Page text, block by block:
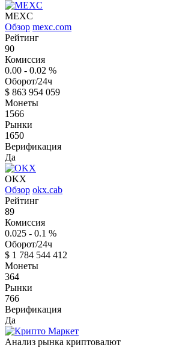
MEXC
Обзор mexc.com
Рейтинг
90
Комиссия
0.00 - 0.02 %
Оборот/24ч
$ 863 954 059
Монеты
1566
Рынки
1650
Верификация
Да
OKX
Обзор okx.cab
Рейтинг
89
Комиссия
0.025 - 0.1 %
Оборот/24ч
$ 1 784 544 412
Монеты
364
Рынки
766
Верификация
Да
Анализ рынка криптовалют